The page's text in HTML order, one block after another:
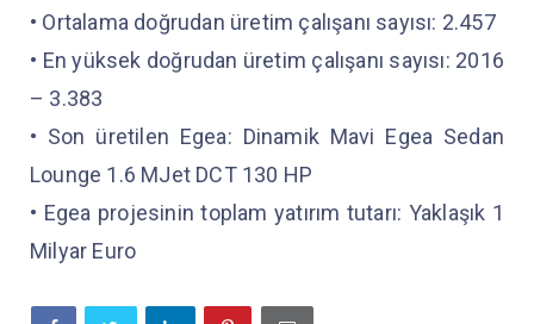
• Ortalama doğrudan üretim çalışanı sayısı: 2.457
• En yüksek doğrudan üretim çalışanı sayısı: 2016
– 3.383
• Son üretilen Egea: Dinamik Mavi Egea Sedan
Lounge 1.6 MJet DCT 130 HP
• Egea projesinin toplam yatırım tutarı: Yaklaşık 1
Milyar Euro